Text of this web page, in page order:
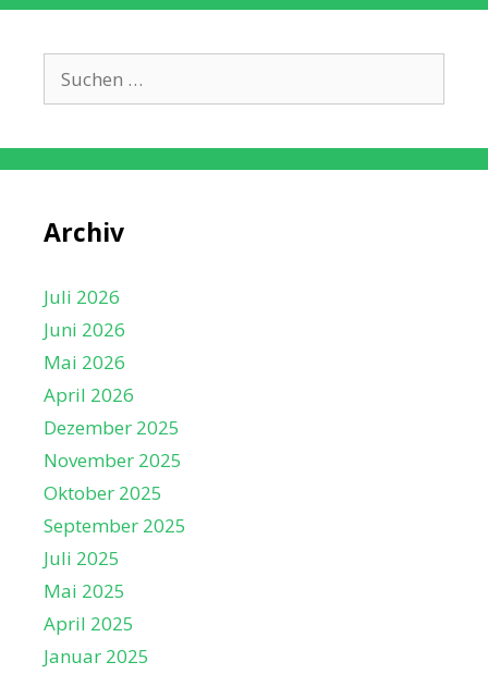
nach:
Archiv
Juli 2026
Juni 2026
Mai 2026
April 2026
Dezember 2025
November 2025
Oktober 2025
September 2025
Juli 2025
Mai 2025
April 2025
Januar 2025